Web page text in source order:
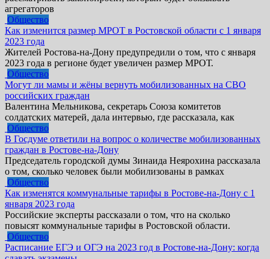
агрегаторов
Общество
Как изменится размер МРОТ в Ростовской области с 1 января
2023 года
Жителей Ростова-на-Дону предупредили о том, что с января
2023 года в регионе будет увеличен размер МРОТ.
Общество
Могут ли мамы и жёны вернуть мобилизованных на СВО
российских граждан
Валентина Мельникова, секретарь Союза комитетов
солдатских матерей, дала интервью, где рассказала, как
Общество
В Госдуме ответили на вопрос о количестве мобилизованных
граждан в Ростове-на-Дону
Председатель городской думы Зинаида Неярохина рассказала
о том, сколько человек были мобилизованы в рамках
Общество
Как изменятся коммунальные тарифы в Ростове-на-Дону с 1
января 2023 года
Российские эксперты рассказали о том, что на сколько
повысят коммунальные тарифы в Ростовской области.
Общество
Расписание ЕГЭ и ОГЭ на 2023 год в Ростове-на-Дону: когда